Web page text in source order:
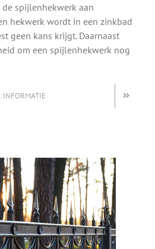
spijlenhekwerk aan
hekwerk wordt in een zinkbad
geen kans krijgt. Daarnaast
om een spijlenhekwerk nog
INFORMATIE